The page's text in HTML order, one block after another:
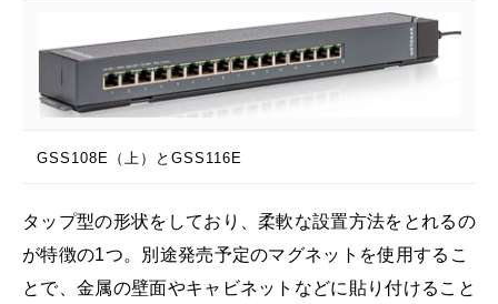
GSS108E（上）とGSS116E
タップ型の形状をしており、柔軟な設置方法をとれるの
が特徴の1つ。別途発売予定のマグネットを使用するこ
とで、金属の壁面やキャビネットなどに貼り付けること